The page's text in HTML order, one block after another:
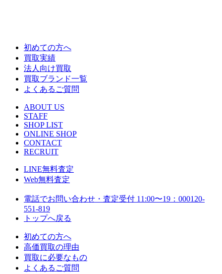
初めての方へ
買取実績
法人向け買取
買取ブランド一覧
よくあるご質問
ABOUT US
STAFF
SHOP LIST
ONLINE SHOP
CONTACT
RECRUIT
LINE無料査定
Web無料査定
電話でお問い合わせ・査定受付 11:00〜19：000120-
551-819
トップへ戻る
初めての方へ
高価買取の理由
買取に必要なもの
よくあるご質問